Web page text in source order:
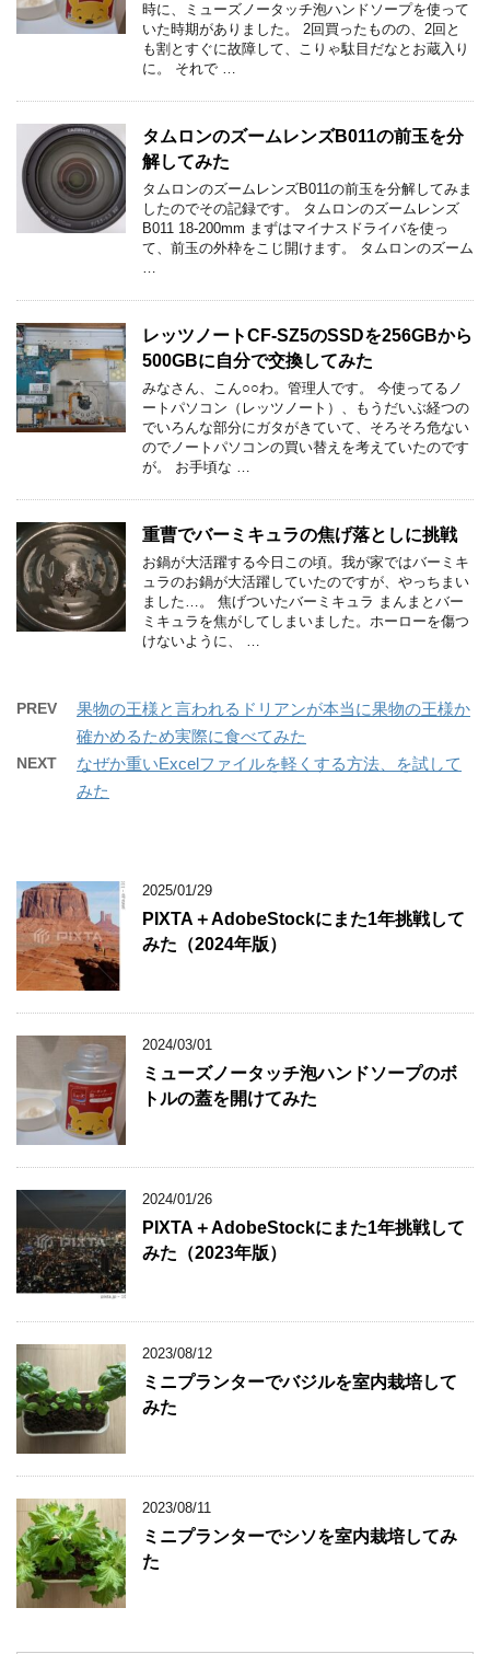
時に、ミューズノータッチ泡ハンドソープを使って
いた時期がありました。 2回買ったものの、2回と
も割とすぐに故障して、こりゃ駄目だなとお蔵入り
に。 それで …
タムロンのズームレンズB011の前玉を分
解してみた
タムロンのズームレンズB011の前玉を分解してみま
したのでその記録です。 タムロンのズームレンズ
B011 18-200mm まずはマイナスドライバを使っ
て、前玉の外枠をこじ開けます。 タムロンのズーム
…
レッツノートCF-SZ5のSSDを256GBから
500GBに自分で交換してみた
みなさん、こん○○わ。管理人です。 今使ってるノ
ートパソコン（レッツノート）、もうだいぶ経つの
でいろんな部分にガタがきていて、そろそろ危ない
のでノートパソコンの買い替えを考えていたのです
が。 お手頃な …
重曹でバーミキュラの焦げ落としに挑戦
お鍋が大活躍する今日この頃。我が家ではバーミキ
ュラのお鍋が大活躍していたのですが、やっちまい
ました…。 焦げついたバーミキュラ まんまとバー
ミキュラを焦がしてしまいました。ホーローを傷つ
けないように、 …
PREV
果物の王様と言われるドリアンが本当に果物の王様か
確かめるため実際に食べてみた
NEXT
なぜか重いExcelファイルを軽くする方法、を試して
みた
2025/01/29
PIXTA＋AdobeStockにまた1年挑戦して
みた（2024年版）
2024/03/01
ミューズノータッチ泡ハンドソープのボ
トルの蓋を開けてみた
2024/01/26
PIXTA＋AdobeStockにまた1年挑戦して
みた（2023年版）
2023/08/12
ミニプランターでバジルを室内栽培して
みた
2023/08/11
ミニプランターでシソを室内栽培してみ
た